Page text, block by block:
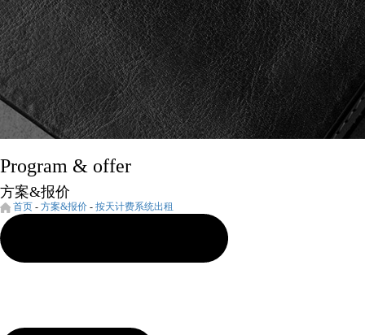
Program & offer
方案&报价
首页 - 方案&报价 - 按天计费系统出租